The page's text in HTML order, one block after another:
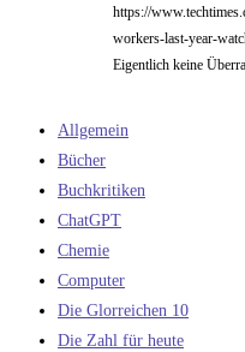
https://
workers-last-year-
Eigentlich keine
Allgemein
Bücher
Buchkritiken
ChatGPT
Chemie
Computer
Die Glorreichen 10
Die Zahl für heute